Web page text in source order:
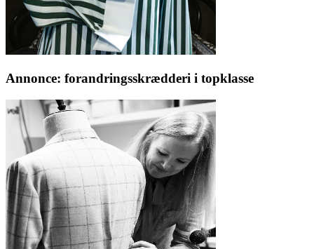
Annonce: forandringsskrædderi i topklasse